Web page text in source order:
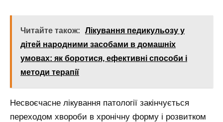
Читайте також:
Лікування педикульозу у
дітей народними засобами в домашніх
умовах: як боротися, ефективні способи і
методи терапії
Несвоєчасне лікування патології закінчується
переходом хвороби в хронічну форму і розвитком